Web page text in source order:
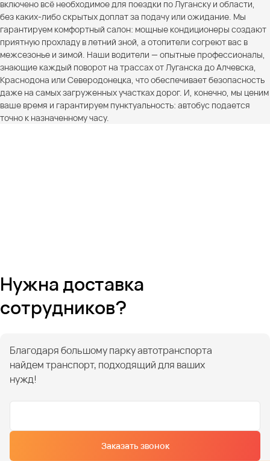
включено всё необходимое для поездки по Луганску и области,
без каких-либо скрытых доплат за подачу или ожидание. Мы
гарантируем комфортный салон: мощные кондиционеры создают
приятную прохладу в летний зной, а отопители согреют вас в
межсезонье и зимой. Наши водители — опытные профессионалы,
знающие каждый поворот на трассах от Луганска до Алчевска,
Краснодона или Северодонецка, что обеспечивает безопасность
даже на самых загруженных участках дорог. И, конечно, мы ценим
ваше время и гарантируем пунктуальность: автобус подается
точно к назначенному часу.
Нужна доставка
сотрудников?
Благодаря большому парку автотранспорта
найдем транспорт, подходящий для ваших
нужд!
Заказать звонок